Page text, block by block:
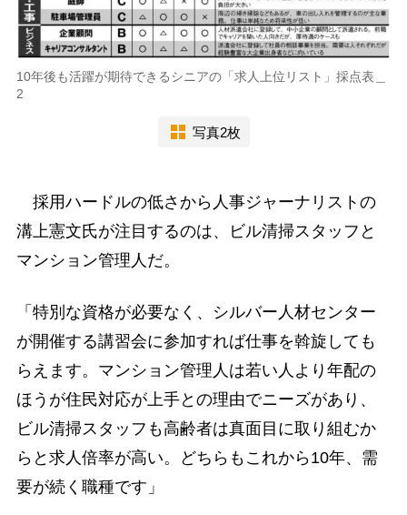
10年後も活躍が期待できるシニアの「求人上位リスト」採点表＿
2
写真2枚
採用ハードルの低さから人事ジャーナリストの
溝上憲文氏が注目するのは、ビル清掃スタッフと
マンション管理人だ。
「特別な資格が必要なく、シルバー人材センター
が開催する講習会に参加すれば仕事を斡旋しても
らえます。マンション管理人は若い人より年配の
ほうが住民対応が上手との理由でニーズがあり、
ビル清掃スタッフも高齢者は真面目に取り組むか
らと求人倍率が高い。どちらもこれから10年、需
要が続く職種です」